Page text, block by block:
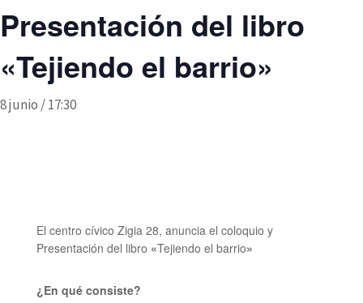
Presentación del libro
«Tejiendo el barrio»
8 junio / 17:30
El centro cívico Zigia 28, anuncia el coloquio y
Presentación del libro «Tejiendo el barrio»
¿En qué consiste?